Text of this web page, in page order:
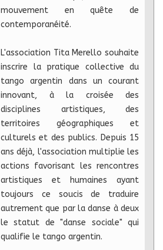
mouvement en quête de
contemporanéité.
L'association Tita Merello souhaite
inscrire la pratique collective du
tango argentin dans un courant
innovant, à la croisée des
disciplines artistiques, des
territoires géographiques et
culturels et des publics. Depuis 15
ans déjà, l'association multiplie les
actions favorisant les rencontres
artistiques et humaines ayant
toujours ce soucis de traduire
autrement que par la danse à deux
le statut de "danse sociale" qui
qualifie le tango argentin.